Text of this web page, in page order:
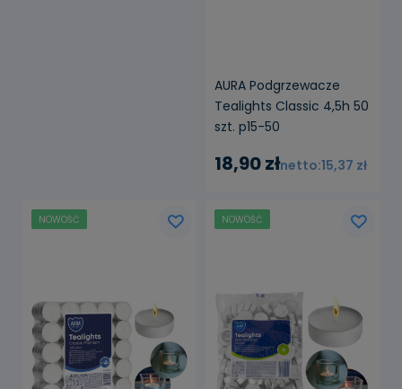
AURA Podgrzewacze
Tealights Classic 4,5h 50
szt. p15-50
18,90 zł 15,37 zł
NOWOŚĆ NOWOŚĆ